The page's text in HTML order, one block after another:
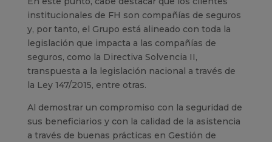
institucionales de FH son compañías de seguros
y, por tanto, el Grupo está alineado con toda la
legislación que impacta a las compañías de
seguros, como la Directiva Solvencia II,
transpuesta a la legislación nacional a través de
la Ley 147/2015, entre otras.
Al demostrar un compromiso con la seguridad de
sus beneficiarios y con la calidad de la asistencia
a través de buenas prácticas en Gestión de